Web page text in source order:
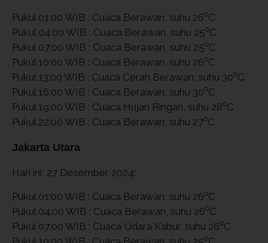
Pukul 01:00 WIB : Cuaca Berawan, suhu 26oC
Pukul 04:00 WIB : Cuaca Berawan, suhu 25oC
Pukul 07:00 WIB : Cuaca Berawan, suhu 25oC
Pukul 10:00 WIB : Cuaca Berawan, suhu 26oC
Pukul 13:00 WIB : Cuaca Cerah Berawan, suhu 30oC
Pukul 16:00 WIB : Cuaca Berawan, suhu 30oC
Pukul 19:00 WIB : Cuaca Hujan Ringan, suhu 28oC
Pukul 22:00 WIB : Cuaca Berawan, suhu 27oC
Jakarta Utara
Hari ini, 27 Desember 2024:
Pukul 01:00 WIB : Cuaca Berawan, suhu 26oC
Pukul 04:00 WIB : Cuaca Berawan, suhu 26oC
Pukul 07:00 WIB : Cuaca Udara Kabur, suhu 26oC
o